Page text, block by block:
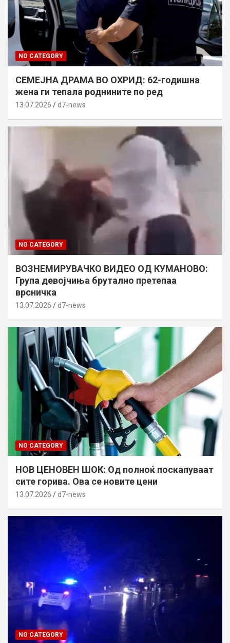
NO CATEGORY
СЕМЕЈНА ДРАМА ВО ОХРИД: 62-годишна
жена ги тепала роднините по ред
13.07.2026 d7-news
NO CATEGORY
ВОЗНЕМИРУВАЧКО ВИДЕО ОД КУМАНОВО:
Група девојчиња брутално претепаа
врсничка
13.07.2026 d7-news
NO CATEGORY
НОВ ЦЕНОВЕН ШОК: Од полноќ поскапуваат
сите горива. Ова се новите цени
13.07.2026 d7-news
NO CATEGORY